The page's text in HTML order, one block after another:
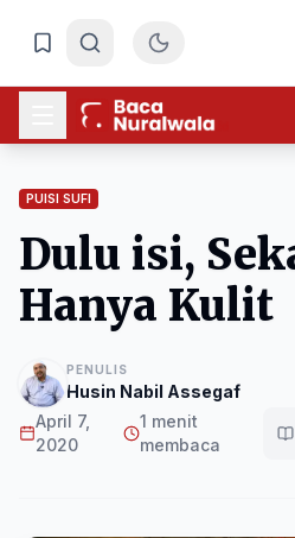
PUISI SUFI
Dulu isi,
Hanya Kulit
PENULIS
Husin Nabil Assegaf
April 7,
2020
1 menit
membaca